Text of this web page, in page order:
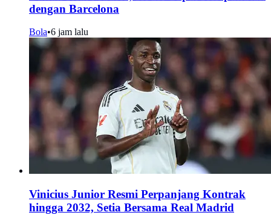
dengan Barcelona
Bola•6 jam lalu
Vinicius Junior Resmi Perpanjang Kontrak
hingga 2032, Setia Bersama Real Madrid